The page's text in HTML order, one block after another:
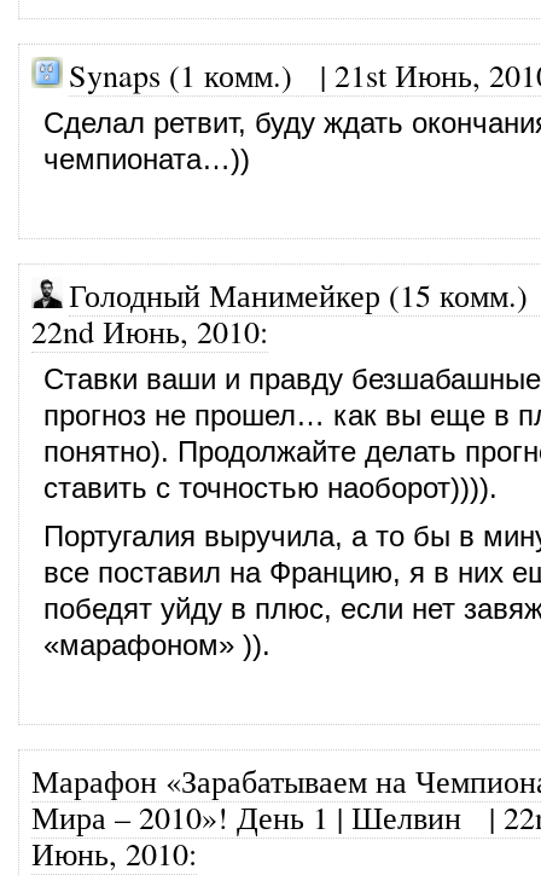
Synaps (1 комм.) | 21st Июнь,
Сделал ретвит, буду ждать
чемпионата…))
Голодный Манимейкер (15 комм.)
22nd Июнь, 2010:
Ставки ваши и правду
прогноз не прошел… как вы еще в
понятно). Продолжайте делать
ставить с точностью наоборот)))).
Португалия выручила, а то бы в
все поставил на Францию, я в них
победят уйду в плюс, если нет
«марафоном» )).
Марафон «Зарабатываем на
Мира – 2010»! День 1 | Шелвин|
Июнь, 2010: